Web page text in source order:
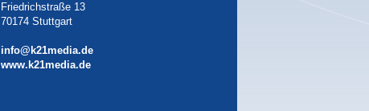
Friedrichstraße 13
70174 Stuttgart
info@k21media.de
www.k21media.de